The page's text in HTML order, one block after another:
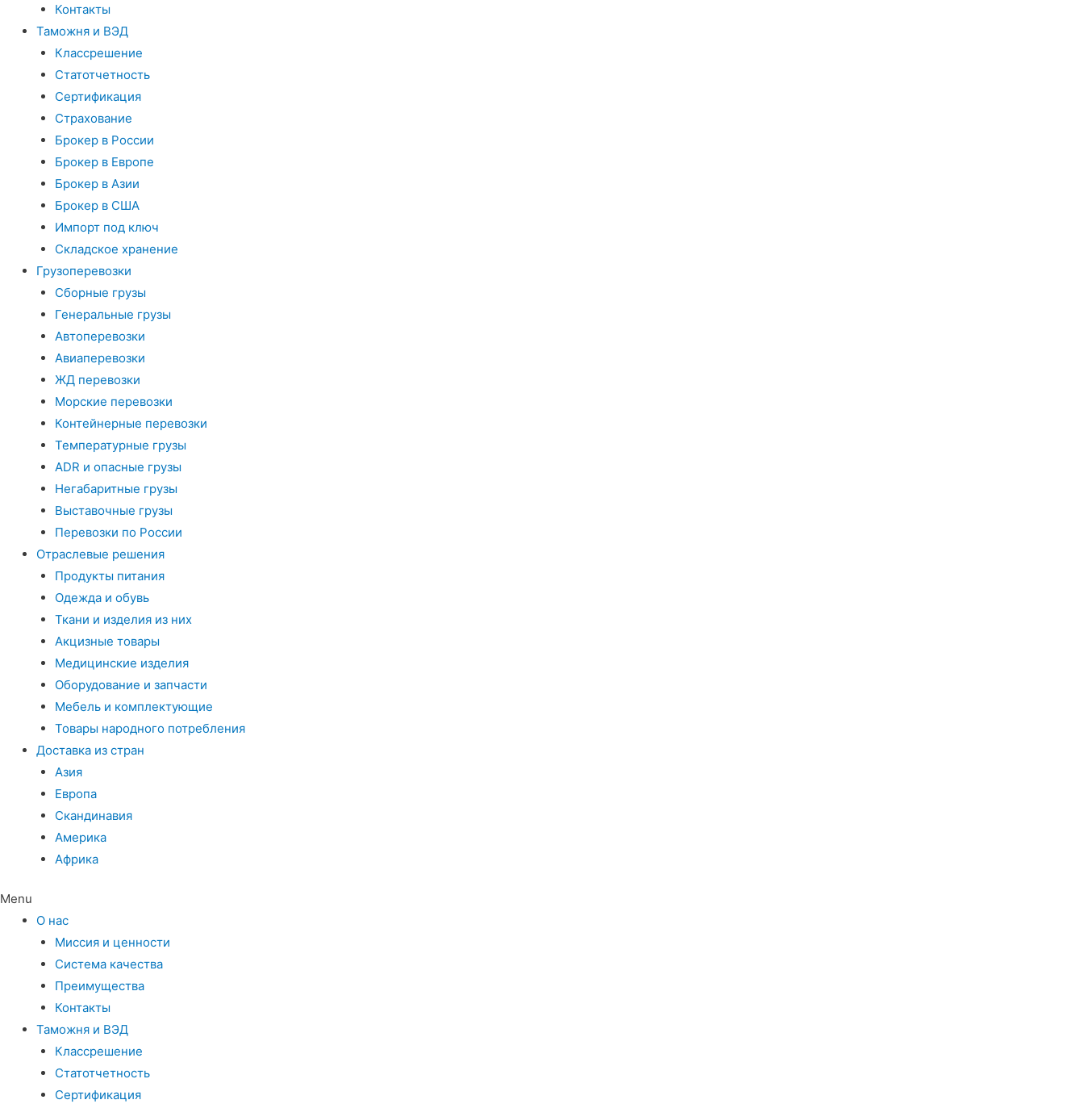
Контакты
Таможня и ВЭД
Классрешение
Статотчетность
Сертификация
Страхование
Брокер в России
Брокер в Европе
Брокер в Азии
Брокер в США
Импорт под ключ
Складское хранение
Грузоперевозки
Сборные грузы
Генеральные грузы
Автоперевозки
Авиаперевозки
ЖД перевозки
Морские перевозки
Контейнерные перевозки
Температурные грузы
ADR и опасные грузы
Негабаритные грузы
Выставочные грузы
Перевозки по России
Отраслевые решения
Продукты питания
Одежда и обувь
Ткани и изделия из них
Акцизные товары
Медицинские изделия
Оборудование и запчасти
Мебель и комплектующие
Товары народного потребления
Доставка из стран
Азия
Европа
Скандинавия
Америка
Африка
Menu
О нас
Миссия и ценности
Система качества
Преимущества
Контакты
Таможня и ВЭД
Классрешение
Статотчетность
Сертификация